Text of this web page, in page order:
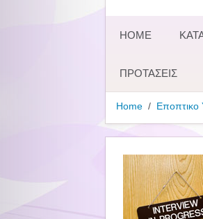
HOME
ΠΡΟΤΑΣΕΙΣ
Home Εποπτικο